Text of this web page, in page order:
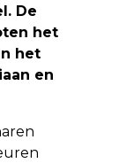
De
het
het
en